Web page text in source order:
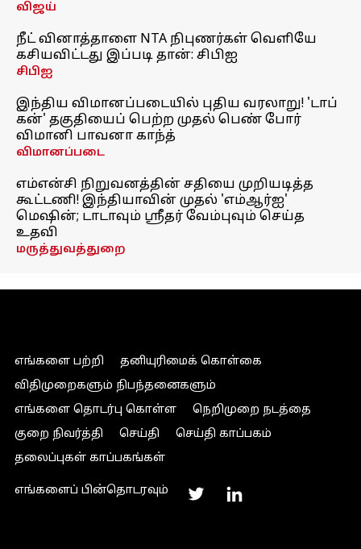
விஜய்
நீட் வினாத்தாளை NTA நிபுணர்கள் வெளியே
கசியவிட்டது இப்படி தான்: சிபிஐ
சிபிஐ
இந்திய விமானப்படையில் புதிய வரலாறு! 'டாப்
கன்' தகுதியைப் பெற்ற முதல் பெண் போர்
விமானி பாவனா காந்த்
விமானப்படை
எம்என்சி நிறுவனத்தின் சதியை முறியடித்த
கூட்டணி! இந்தியாவின் முதல் 'எம்ஆர்ஐ'
மெஷின்; டாடாவும் ஸ்ரீதர் வேம்புவும் செய்த
உதவி
மருத்துவத்துறை
எங்களை பற்றி
தனியுரிமைக் கொள்கை
விதிமுறைகளும் நிபந்தனைகளும்
எங்களை தொடர்பு கொள்ள
நெறிமுறை நடத்தை
குறை நிவர்த்தி
செய்தி
செய்தி காப்பகம்
தலைப்புகள் காப்பகங்கள்
எங்களைப் பின்தொடரவும்